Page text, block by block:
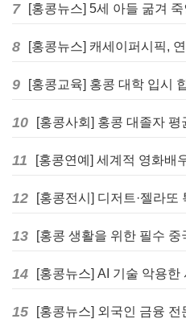
7
8
9 [홍콩교육] 홍콩 대학 입시
10
11
12
13 [홍콩 생활을 위한 필수
14
15